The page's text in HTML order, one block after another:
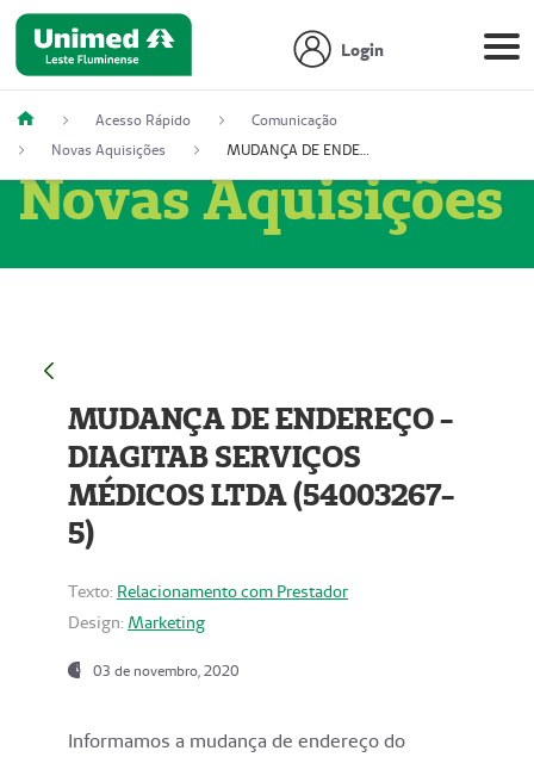
Login
Acesso Rápido
Comunicação
Novas Aquisições
MUDANÇA DE ENDEREÇO - DIAGITAB SERVIÇOS MÉDICOS LTDA (54003267-5)
Novas Aquisições
MUDANÇA DE ENDEREÇO -
DIAGITAB SERVIÇOS
MÉDICOS LTDA (54003267-
5)
Texto: Relacionamento com Prestador
Design: Marketing
03 de novembro, 2020
Informamos a mudança de endereço do